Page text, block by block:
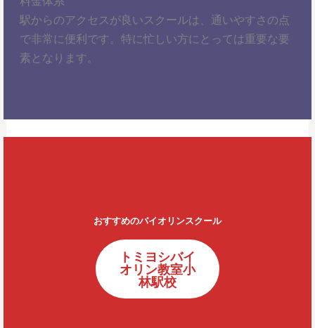
駅からのアクセスが良いスクールは、通いやすさの点
で非常に便利です。特に忙しい方にとっては重要な要
素となります。
おすすめのバイオリンスクール
トミヨシバイ
オリン教室小
林駅校